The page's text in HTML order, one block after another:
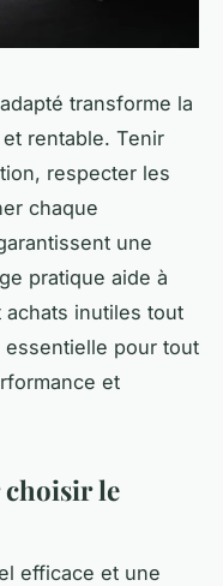
transforme la
rentable. Tenir
respecter les
chaque
une
pratique aide à
inutiles tout
pour tout
et
choisir le
efficace et une